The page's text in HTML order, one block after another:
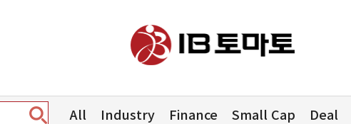
All Industry Finance Small Cap Deal